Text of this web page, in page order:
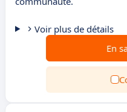
Voir plus de détails
En